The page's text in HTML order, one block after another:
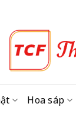
Hoa sáp